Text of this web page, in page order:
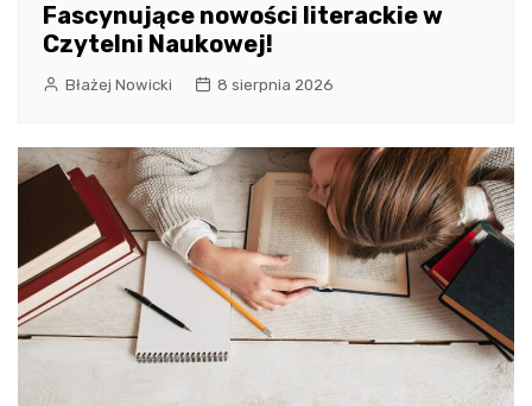
Fascynujące nowości literackie w
Czytelni Naukowej!
Błażej Nowicki 8 sierpnia 2026